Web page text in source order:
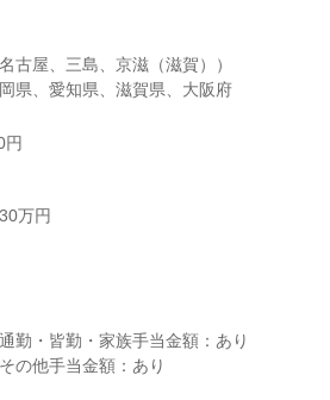
古屋、三島、京滋（滋賀））
県、愛知県、滋賀県、大阪府
円
万円
勤・皆勤・家族手当金額：あり
の他手当金額：あり